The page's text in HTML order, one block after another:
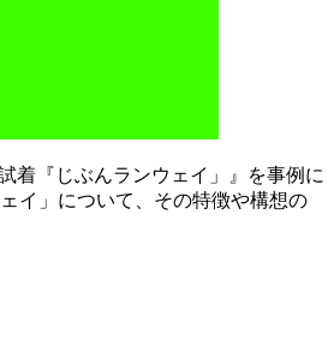
着『じぶんランウェイ」』を事例に
イ」について、その特徴や構想の